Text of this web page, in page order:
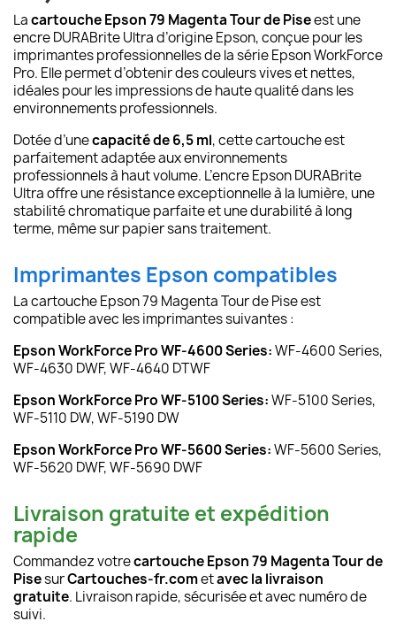
Lacartouche Epson 79 Magenta Tour de Piseest une
encre DURABrite Ultra d’origine Epson, conçue pour les
imprimantes professionnelles de la série Epson WorkForce
Pro. Elle permet d’obtenir des couleurs vives et nettes,
idéales pour les impressions de haute qualité dans les
environnements professionnels.
Dotée d’unecapacité de 6,5 ml, cette cartouche est
parfaitement adaptée aux environnements
professionnels à haut volume. L’encre Epson DURABrite
Ultra offre une résistance exceptionnelle à la lumière, une
stabilité chromatique parfaite et une durabilité à long
terme, même sur papier sans traitement.
Imprimantes Epson compatibles
La cartouche Epson 79 Magenta Tour de Pise est
compatible avec les imprimantes suivantes :
Epson WorkForce Pro WF-4600 Series:WF-4600 Series,
WF-4630 DWF, WF-4640 DTWF
Epson WorkForce Pro WF-5100 Series:WF-5100 Series,
WF-5110 DW, WF-5190 DW
Epson WorkForce Pro WF-5600 Series:WF-5600 Series,
WF-5620 DWF, WF-5690 DWF
Livraison gratuite et expédition
rapide
Commandez votrecartouche Epson 79 Magenta Tour de
PisesurCartouches-fr.cometavec la livraison
gratuite. Livraison rapide, sécurisée et avec numéro de
suivi.